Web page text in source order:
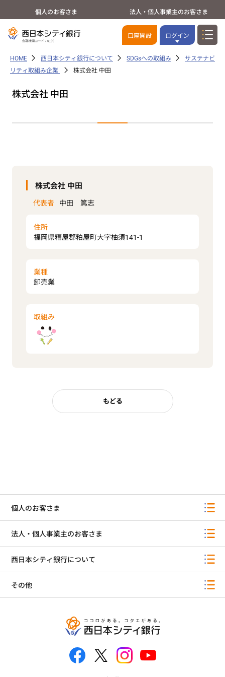
個人のお客さま 法人・個人事業主のお客さま
口座開設 ログイン
HOME 西日本シティ銀行について SDGsへの取組み
サステナビ
リティ取組み企業
株式会社 中田
株式会社 中田
株式会社 中田
代表者 中田 篤志
住所
福岡県糟屋郡粕屋町大字柚須141-1
業種
卸売業
取組み
もどる
個人のお客さま
法人・個人事業主のお客さま
西日本シティ銀行について
その他